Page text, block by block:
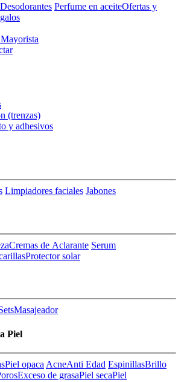
Desodorantes Perfume en aceiteOfertas y
(trenzas)
y adhesivos
Limpiadores faciales Jabones
Cremas de Aclarante Serum
Protector solar
Masajeador
Piel
Piel opaca AcneAnti Edad EspinillasBrillo
Exceso de grasaPiel secaPiel